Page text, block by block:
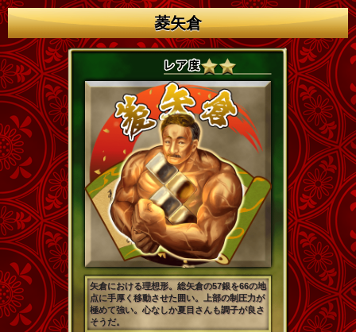
菱矢倉
矢倉における理想形。総矢倉の57銀を66の地
点に手厚く移動させた囲い。上部の制圧力が
極めて強い。心なしか夏目さんも調子が良さ
そうだ。